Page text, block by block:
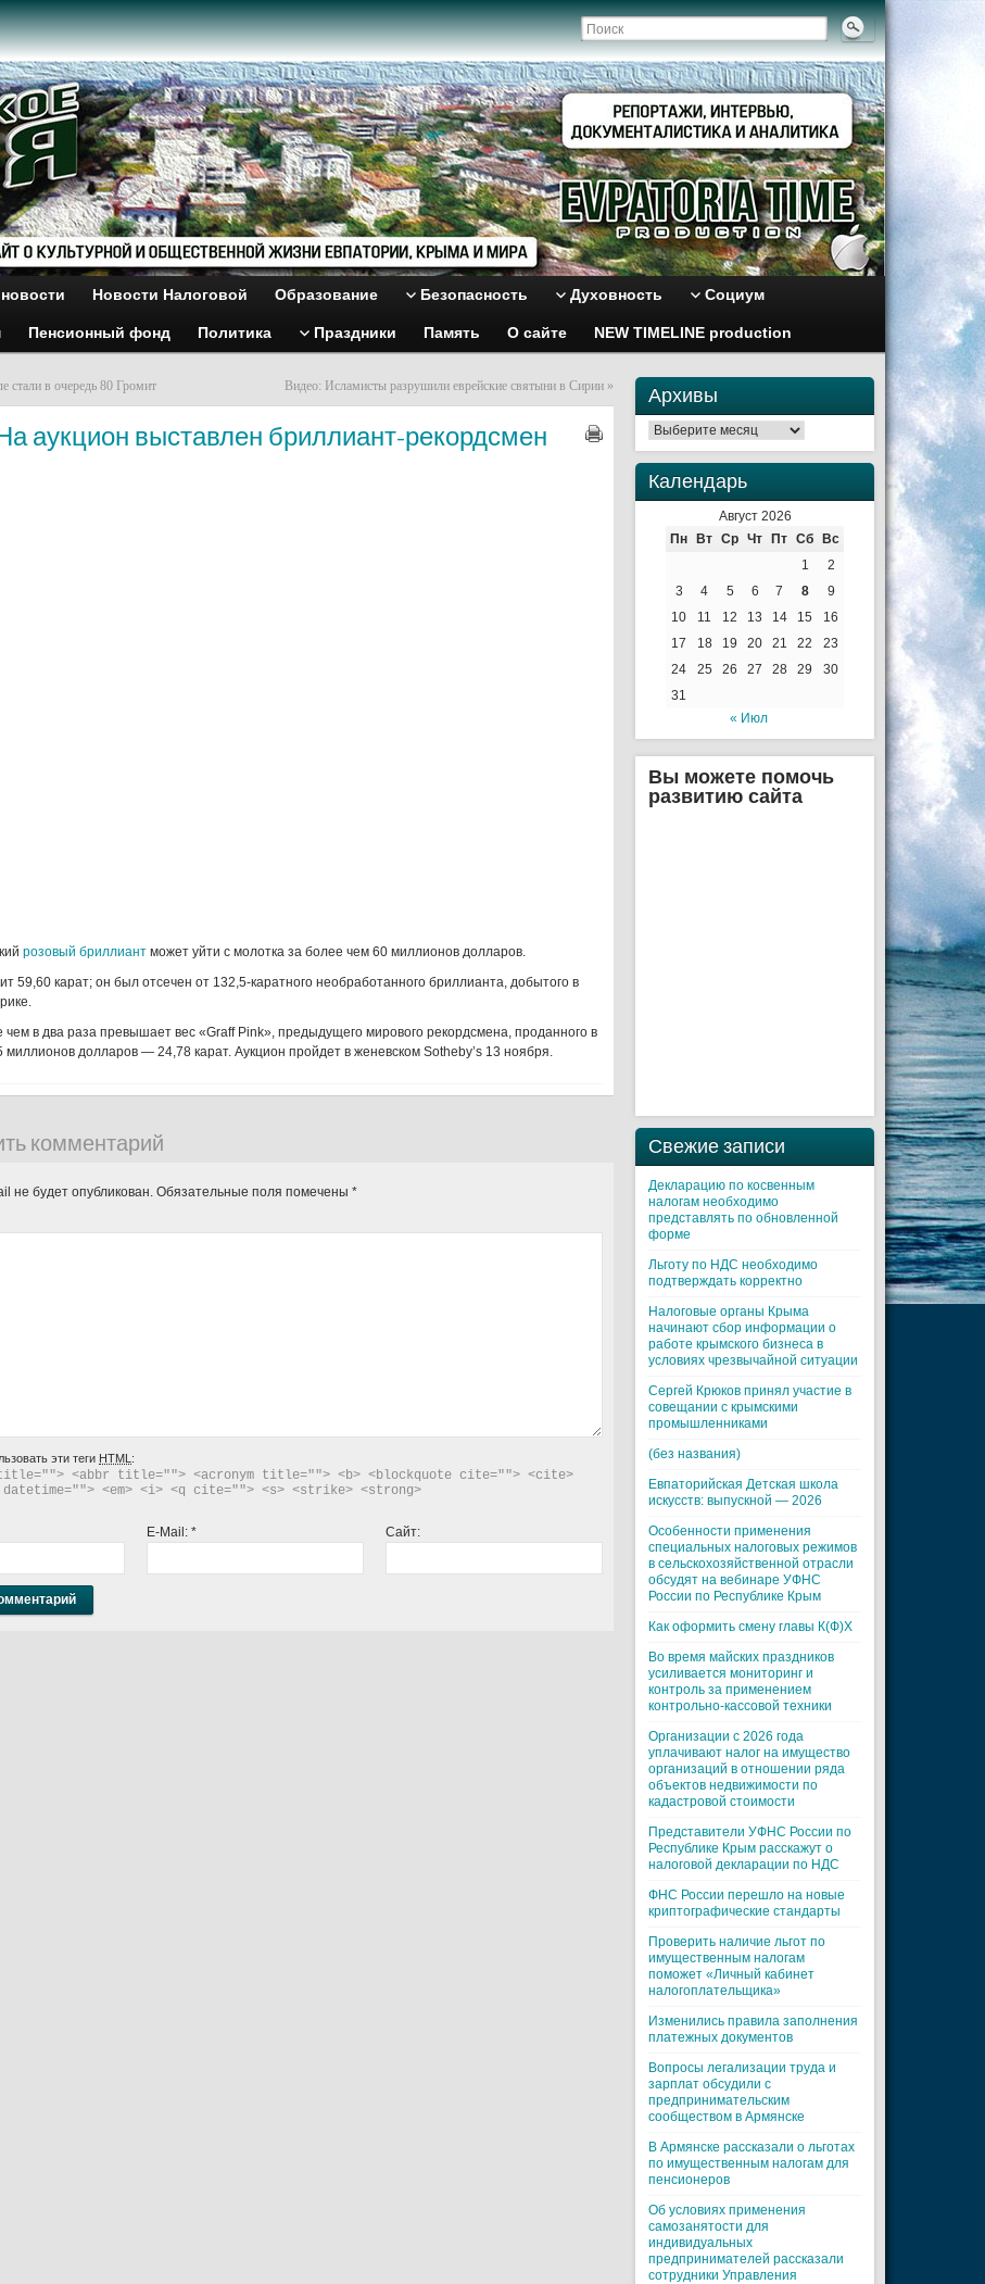
Новости Налоговой Образование Безопасность Духовность Социум
Пенсионный фонд Политика Праздники Память О сайте NEW TIMELINE production
стали в очередь 80 Громит Видео: Исламисты разрушили еврейские святыни в Сирии »
аукцион выставлен бриллиант-рекордсмен
розовый бриллиант может уйти с молотка за более чем 60 миллионов долларов.
59,60 карат; он был отсечен от 132,5-каратного необработанного бриллианта, добытого в
чем в два раза превышает вес «Graff Pink», предыдущего мирового рекордсмена, проданного в
миллионов долларов — 24,78 карат. Аукцион пройдет в женевском Sotheby’s 13 ноября.
комментарий
не будет опубликован. Обязательные поля помечены *
эти теги HTML :
<abbr title=""> <acronym title=""> <b> <blockquote cite=""> <cite>
datetime=""> <em> <i> <q cite=""> <s> <strike> <strong>
E-Mail: * Сайт:
Архивы
Архивы
Календарь
Август 2026
Пн
Вт Ср Чт Пт Сб
Вс
1
2
3
4 5 6 7 8
9
10
11 12 13 14 15
16
17
18 19 20 21 22
23
24
25 26 27 28 29
30
31
« Июл
Вы можете помочь
развитию сайта
Свежие записи
Декларацию по косвенным
налогам необходимо
представлять по обновленной
форме
Льготу по НДС необходимо
подтверждать корректно
Налоговые органы Крыма
начинают сбор информации о
работе крымского бизнеса в
условиях чрезвычайной ситуации
Cергей Крюков принял участие в
совещании с крымскими
промышленниками
(без названия)
Евпаторийская Детская школа
искусств: выпускной — 2026
Особенности применения
специальных налоговых режимов
в сельскохозяйственной отрасли
обсудят на вебинаре УФНС
России по Республике Крым
Как оформить смену главы К(Ф)Х
Во время майских праздников
усиливается мониторинг и
контроль за применением
контрольно-кассовой техники
Организации с 2026 года
уплачивают налог на имущество
организаций в отношении ряда
объектов недвижимости по
кадастровой стоимости
Представители УФНС России по
Республике Крым расскажут о
налоговой декларации по НДС
ФНС России перешло на новые
криптографические стандарты
Проверить наличие льгот по
имущественным налогам
поможет «Личный кабинет
налогоплательщика»
Изменились правила заполнения
платежных документов
Вопросы легализации труда и
зарплат обсудили с
предпринимательским
сообществом в Армянске
В Армянске рассказали о льготах
по имущественным налогам для
пенсионеров
Об условиях применения
самозанятости для
индивидуальных
предпринимателей рассказали
сотрудники Управления